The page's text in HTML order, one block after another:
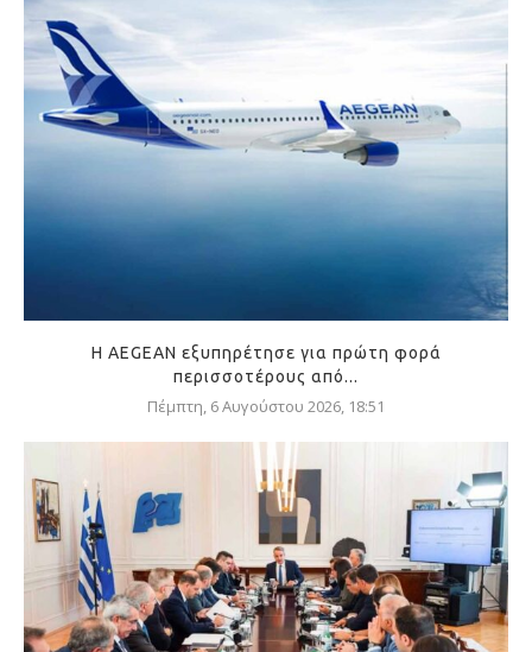
Η AEGEAN εξυπηρέτησε για πρώτη φορά
περισσοτέρους από...
Πέμπτη, 6 Αυγούστου 2026, 18:51